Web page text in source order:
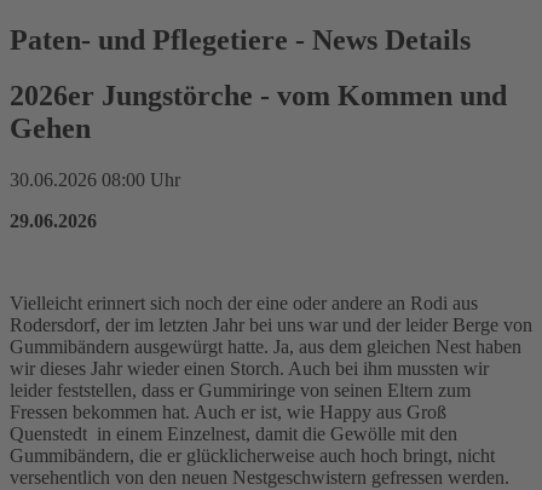
Paten- und Pflegetiere - News Details
2026er Jungstörche - vom Kommen und
Gehen
30.06.2026 08:00 Uhr
29.06.2026
Vielleicht erinnert sich noch der eine oder andere an Rodi aus
Rodersdorf, der im letzten Jahr bei uns war und der leider Berge von
Gummibändern ausgewürgt hatte. Ja, aus dem gleichen Nest haben
wir dieses Jahr wieder einen Storch. Auch bei ihm mussten wir
leider feststellen, dass er Gummiringe von seinen Eltern zum
Fressen bekommen hat. Auch er ist, wie Happy aus Groß
Quenstedt in einem Einzelnest, damit die Gewölle mit den
Gummibändern, die er glücklicherweise auch hoch bringt, nicht
versehentlich von den neuen Nestgeschwistern gefressen werden.